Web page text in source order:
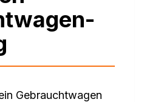
Gebrauchtwagen